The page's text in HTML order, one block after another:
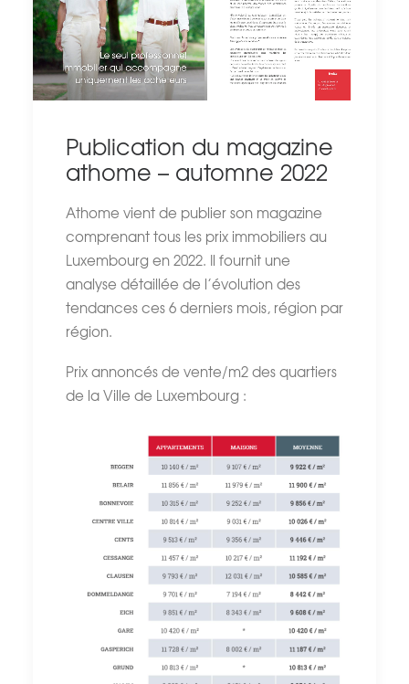
Publication du magazine
athome – automne 2022
Athome vient de publier son magazine
comprenant tous les prix immobiliers au
Luxembourg en 2022. Il fournit une
analyse détaillée de l’évolution des
tendances ces 6 derniers mois, région par
région.
Prix annoncés de vente/m2 des quartiers
de la Ville de Luxembourg :